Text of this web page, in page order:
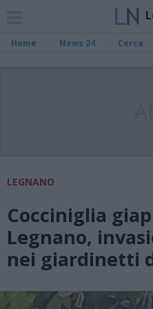
Home News 24 Cerca
LEGNANO
Cocciniglia
Legnano,
nei giardinetti